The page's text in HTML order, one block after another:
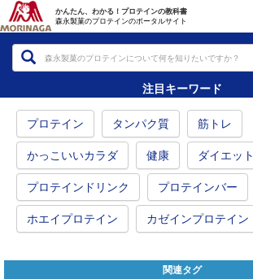
かんたん、わかる！プロテインの教科書
森永製菓のプロテインのポータルサイト
注目キーワード
プロテイン タンパク質 筋トレ
かっこいいカラダ 健康 ダイエット
プロテインドリンク プロテインバー
ホエイプロテイン カゼインプロテイン
関連タグ